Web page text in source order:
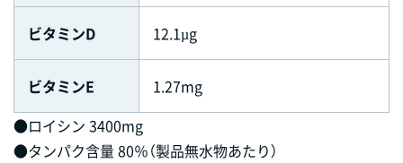
ビタミンD 12.1µg
ビタミンE
1.27mg
●ロイシン 3400mg
●タンパク含量 80％（製品無水物あたり）